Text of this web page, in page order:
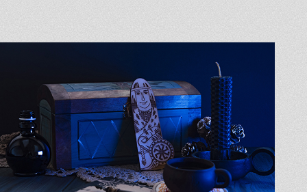
Северная магия и гадание. С чего
Узнать